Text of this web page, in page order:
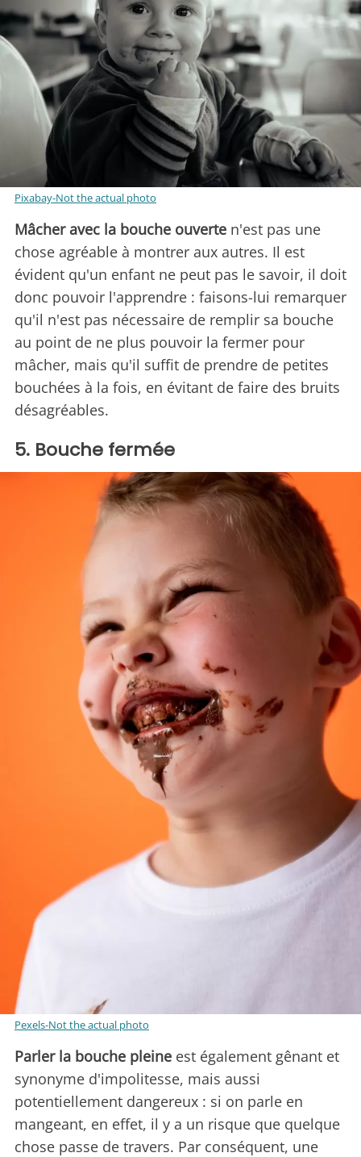
Pixabay-Not the actual photo
Mâcher avec la bouche ouverte n'est pas une
chose agréable à montrer aux autres. Il est
évident qu'un enfant ne peut pas le savoir, il doit
donc pouvoir l'apprendre : faisons-lui remarquer
qu'il n'est pas nécessaire de remplir sa bouche
au point de ne plus pouvoir la fermer pour
mâcher, mais qu'il suffit de prendre de petites
bouchées à la fois, en évitant de faire des bruits
désagréables.
5. Bouche fermée
Pexels-Not the actual photo
Parler la bouche pleine est également gênant et
synonyme d'impolitesse, mais aussi
potentiellement dangereux : si on parle en
mangeant, en effet, il y a un risque que quelque
chose passe de travers. Par conséquent, une